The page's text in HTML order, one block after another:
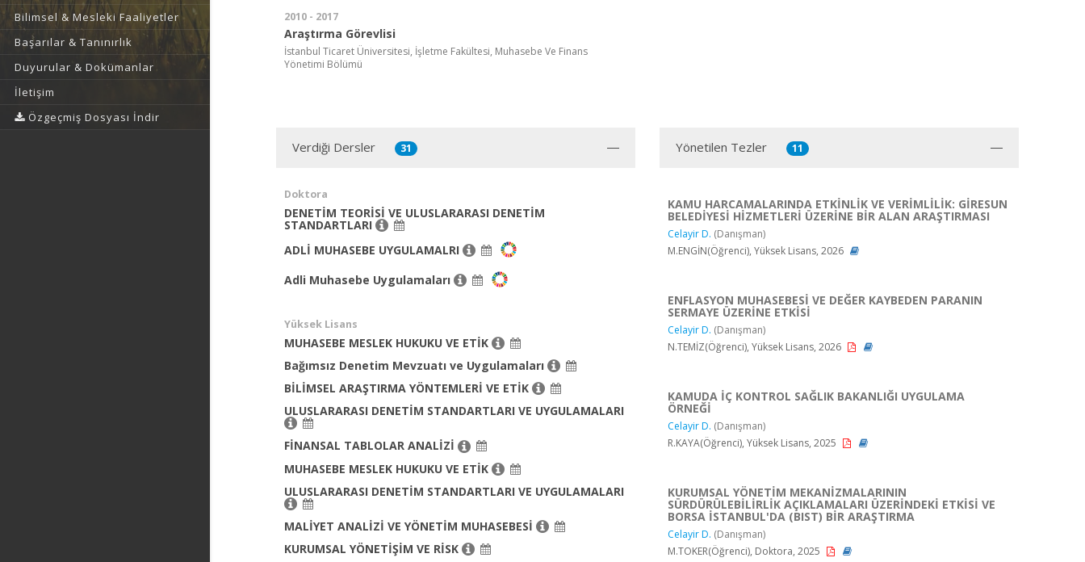
Bilimsel & Mesleki Faaliyetler
Başarılar & Tanınırlık
Duyurular & Dokümanlar
İletişim
Özgeçmiş Dosyası İndir
2010 - 2017
Araştırma Görevlisi
İstanbul Ticaret Üniversitesi, İşletme Fakültesi, Muhasebe Ve Finans
Yönetimi Bölümü
Verdiği Dersler 31
Doktora
DENETİM TEORİSİ VE ULUSLARARASI DENETİM
STANDARTLARI
ADLİ MUHASEBE UYGULAMALRI
Adli Muhasebe Uygulamaları
Yüksek Lisans
MUHASEBE MESLEK HUKUKU VE ETİK
Bağımsız Denetim Mevzuatı ve Uygulamaları
BİLİMSEL ARAŞTIRMA YÖNTEMLERİ VE ETİK
ULUSLARARASI DENETİM STANDARTLARI VE UYGULAMALARI
FİNANSAL TABLOLAR ANALİZİ
MUHASEBE MESLEK HUKUKU VE ETİK
ULUSLARARASI DENETİM STANDARTLARI VE UYGULAMALARI
MALİYET ANALİZİ VE YÖNETİM MUHASEBESİ
KURUMSAL YÖNETİŞİM VE RİSK
Yönetilen Tezler 11
KAMU HARCAMALARINDA ETKİNLİK VE VERİMLİLİK: GİRESUN
BELEDİYESİ HİZMETLERİ ÜZERİNE BİR ALAN ARAŞTIRMASI
Celayir D. (Danışman)
M.ENGİN(Öğrenci), Yüksek Lisans, 2026
ENFLASYON MUHASEBESİ VE DEĞER KAYBEDEN PARANIN
SERMAYE ÜZERİNE ETKİSİ
Celayir D. (Danışman)
N.TEMİZ(Öğrenci), Yüksek Lisans, 2026
KAMUDA İÇ KONTROL SAĞLIK BAKANLIĞI UYGULAMA
ÖRNEĞİ
Celayir D. (Danışman)
R.KAYA(Öğrenci), Yüksek Lisans, 2025
KURUMSAL YÖNETİM MEKANİZMALARININ
SÜRDÜRÜLEBİLİRLİK AÇIKLAMALARI ÜZERİNDEKİ ETKİSİ VE
BORSA İSTANBUL'DA (BIST) BİR ARAŞTIRMA
Celayir D. (Danışman)
M.TOKER(Öğrenci), Doktora, 2025